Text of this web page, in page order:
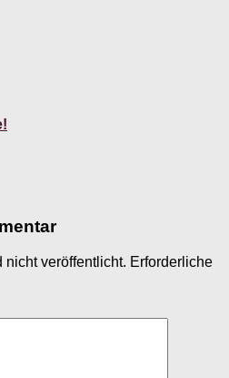
nicht veröffentlicht. Erforderliche